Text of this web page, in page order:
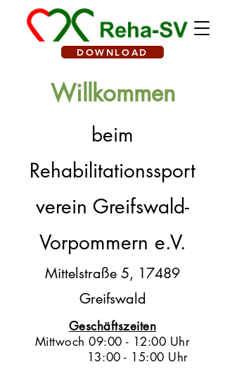
DOWNLOAD
Willkommen
beim
Rehabilitationssport
verein Greifswald-
Vorpommern e.V.
Mittelstraße 5, 17489
Greifswald
Geschäftszeiten
Mittwoch 09:00 - 12:00 Uhr
13:00 - 15:00 Uhr